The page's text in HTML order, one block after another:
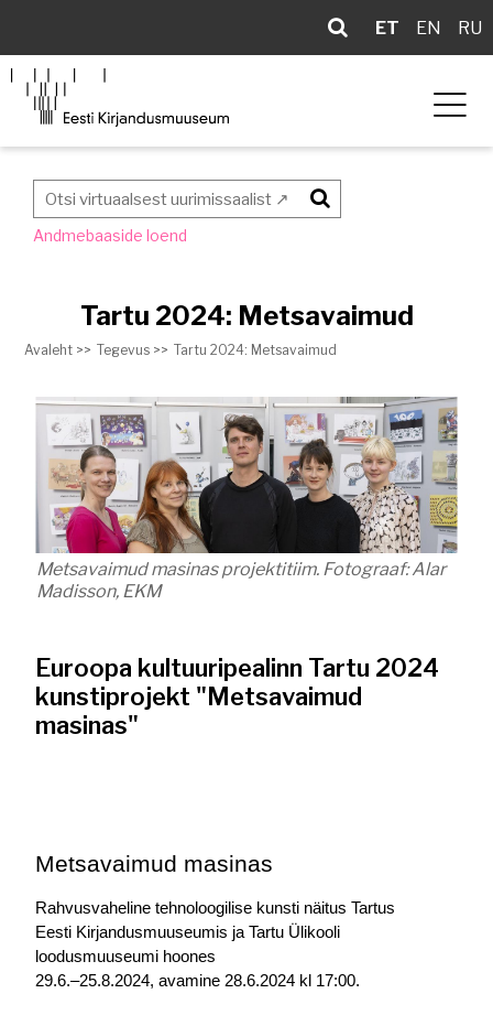
ET EN RU
Otsi
Andmebaaside loend
Tartu 2024: Metsavaimud
Avaleht >> Tegevus >> Tartu 2024: Metsavaimud
Metsavaimud masinas projektitiim. Fotograaf: Alar
Madisson, EKM
Euroopa kultuuripealinn Tartu 2024
kunstiprojekt "Metsavaimud
masinas"
Metsavaimud masinas
Rahvusvaheline tehnoloogilise kunsti näitus Tartus
Eesti Kirjandusmuuseumis ja Tartu Ülikooli
loodusmuuseumi hoones
29.6.–25.8.2024, avamine 28.6.2024 kl 17:00.